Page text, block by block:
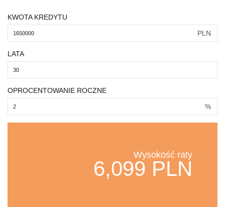
KWOTA KREDYTU
PLN
LATA
OPROCENTOWANIE ROCZNE
%
Wysokość raty
6,099 PLN